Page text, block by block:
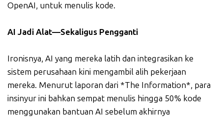
OpenAI, untuk menulis kode.
AI Jadi Alat—Sekaligus Pengganti
Ironisnya, AI yang mereka latih dan integrasikan ke
sistem perusahaan kini mengambil alih pekerjaan
mereka. Menurut laporan dari *The Information*, para
insinyur ini bahkan sempat menulis hingga 50% kode
menggunakan bantuan AI sebelum akhirnya